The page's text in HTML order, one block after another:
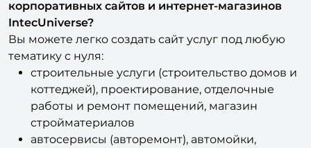
корпоративных сайтов и интернет-магазинов
IntecUniverse?
Вы можете легко создать сайт услуг под любую
тематику с нуля:
строительные услуги (строительство домов и
коттеджей), проектирование, отделочные
работы и ремонт помещений, магазин
стройматериалов
автосервисы (авторемонт), автомойки,